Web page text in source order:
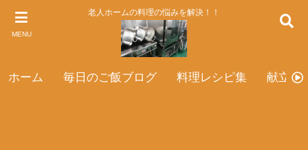
MENU
老人ホームの料理の悩みを解決！！
ホーム 毎日のご飯ブログ 料理レシピ集 献立表